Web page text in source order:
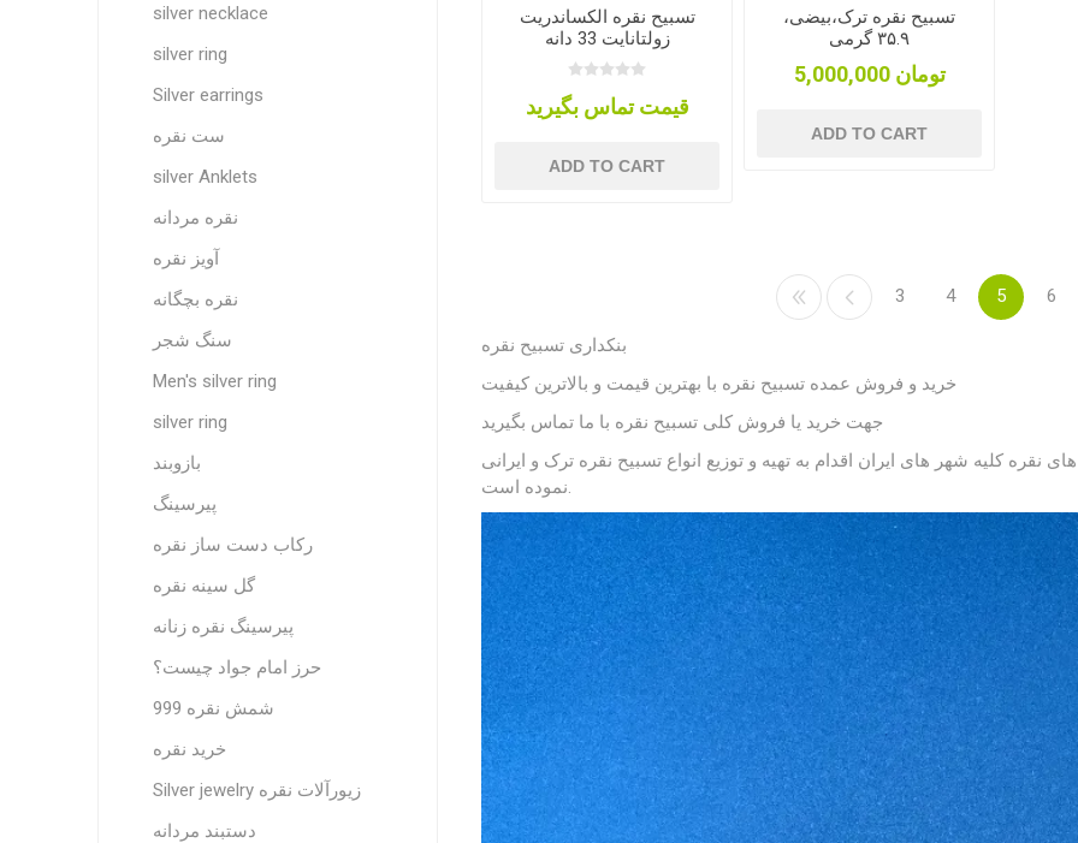
تسبیح نقره الکساندریت
زولتانایت 33 دانه
قیمت تماس بگیرید
ADD TO CART
تسبیح نقره ترک،بیضی،
۳۵.۹ گرمی
5,000,000 تومان
ADD TO CART
3 4 5 6
بنکداری
خرید و فروش عمده تسبیح نقره با بهترین قیمت و بالاترین کیفیت
جهت خرید یا فروش کلی تسبیح نقره با ما تماس بگیرید
کلیه شهر های ایران اقدام به تهیه و توزیع انواع تسبیح نقره ترک و ایرانی
نموده است.
silver necklace
silver ring
Silver earrings
ست نقره
silver Anklets
نقره مردانه
آویز نقره
نقره بچگانه
سنگ شجر
Men's silver ring
silver ring
بازوبند
پیرسینگ
رکاب دست ساز نقره
گل سینه نقره
پیرسینگ نقره زنانه
حرز امام جواد چیست؟
شمش نقره 999
خرید نقره
Silver jewelry زیورآلات نقره
دستبند مردانه